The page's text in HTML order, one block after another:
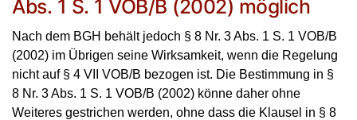
Abs. 1 S. 1 VOB/B (2002) möglich
Nach dem BGH behält jedoch § 8 Nr. 3 Abs. 1 S. 1 VOB/B
(2002) im Übrigen seine Wirksamkeit, wenn die Regelung
nicht auf § 4 VII VOB/B bezogen ist. Die Bestimmung in §
8 Nr. 3 Abs. 1 S. 1 VOB/B (2002) könne daher ohne
Weiteres gestrichen werden, ohne dass die Klausel in § 8